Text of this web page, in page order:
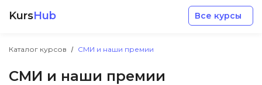
KursHub Все курсы
Каталог курсов СМИ и наши премии
СМИ и наши премии